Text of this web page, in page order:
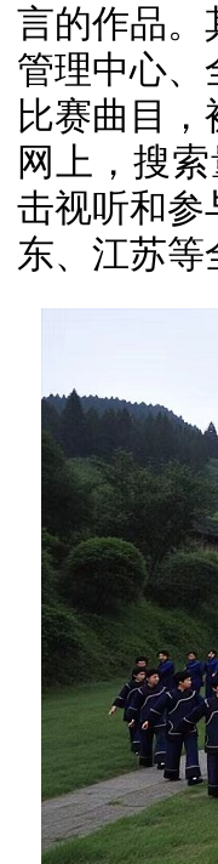
言的作品。
管理中心
比赛曲目
网上，搜
击视听和参
东、江苏等